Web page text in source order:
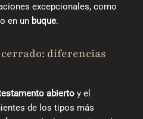
excepcionales, como
en un buque.
diferencias
abierto y el
de los tipos más